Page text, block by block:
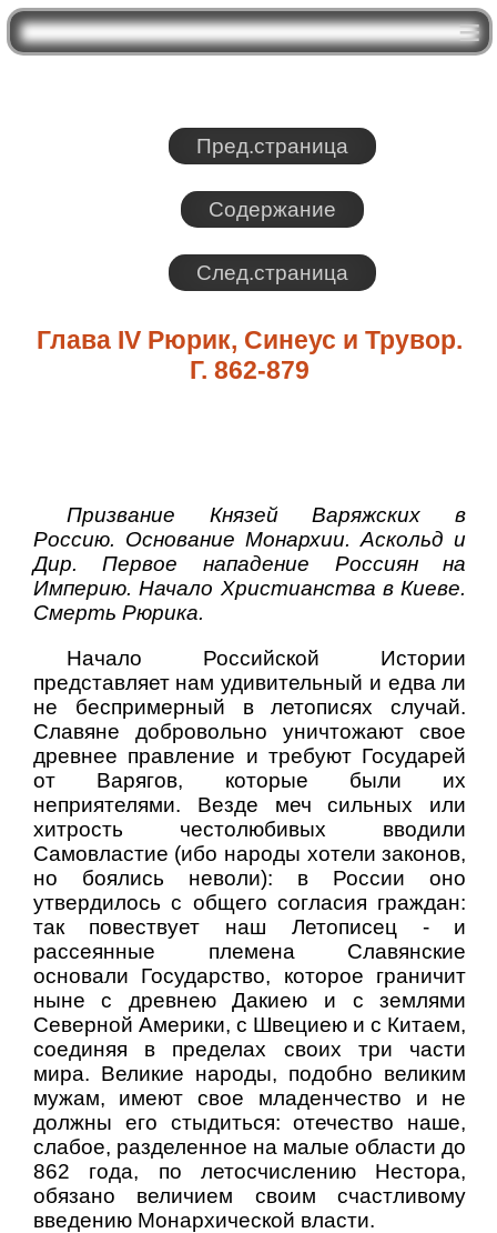
Пред.страница
Содержание
След.страница
Глава IV Рюрик, Синеус и Трувор.
Г. 862-879
Призвание Князей Варяжских в
Россию. Основание Монархии. Аскольд и
Дир. Первое нападение Россиян на
Империю. Начало Христианства в Киеве.
Смерть Рюрика.
Начало Российской Истории
представляет нам удивительный и едва ли
не беспримерный в летописях случай.
Славяне добровольно уничтожают свое
древнее правление и требуют Государей
от Варягов, которые были их
неприятелями. Везде меч сильных или
хитрость честолюбивых вводили
Самовластие (ибо народы хотели законов,
но боялись неволи): в России оно
утвердилось с общего согласия граждан:
так повествует наш Летописец - и
рассеянные племена Славянские
основали Государство, которое граничит
ныне с древнею Дакиею и с землями
Северной Америки, с Швециею и с Китаем,
соединяя в пределах своих три части
мира. Великие народы, подобно великим
мужам, имеют свое младенчество и не
должны его стыдиться: отечество наше,
слабое, разделенное на малые области до
862 года, по летосчислению Нестора,
обязано величием своим счастливому
введению Монархической власти.